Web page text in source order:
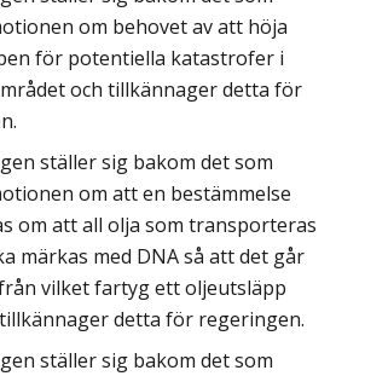
om behovet av att höja
för potentiella katastrofer i
och tillkännager detta för
ställer sig bakom det som
om att en bestämmelse
om att all olja som transporteras
märkas med DNA så att det går
vilket fartyg ett oljeutsläpp
detta för regeringen.
ställer sig bakom det som